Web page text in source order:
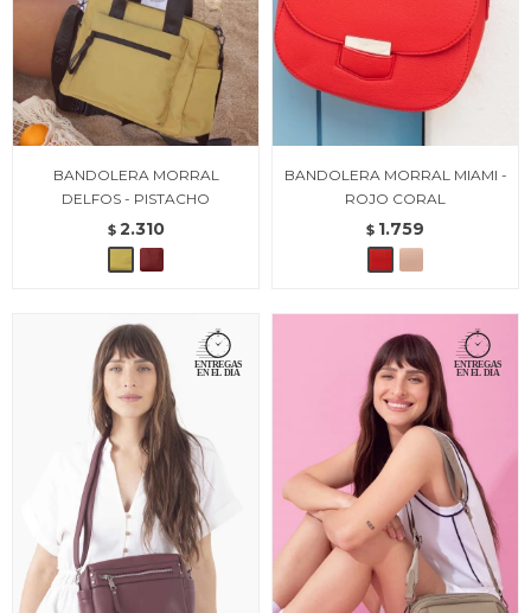
BANDOLERA MORRAL
DELFOS - PISTACHO
$ 2.310
BANDOLERA MORRAL MIAMI -
ROJO CORAL
$ 1.759